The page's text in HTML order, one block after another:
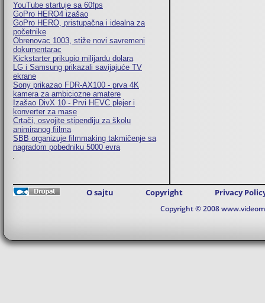
YouTube startuje sa 60fps
GoPro HERO4 izašao
GoPro HERO, pristupačna i idealna za
početnike
Obrenovac 1003, stiže novi savremeni
dokumentarac
Kickstarter prikupio milijardu dolara
LG i Samsung prikazali savijajuće TV
ekrane
Sony prikazao FDR-AX100 - prva 4K
kamera za ambiciozne amatere
Izašao DivX 10 - Prvi HEVC plejer i
konverter za mase
Crtači, osvojite stipendiju za školu
animiranog fiilma
SBB organizuje filmmaking takmičenje sa
nagradom pobedniku 5000 evra
O sajtu Copyright Privacy
Copyright © 2008